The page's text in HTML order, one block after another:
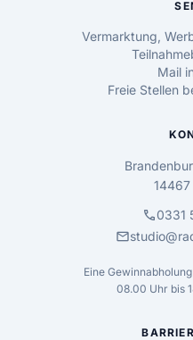
Vermarktung,
Mail
Freie Stellen
call0331
mail
Eine
08.00 Uhr bis